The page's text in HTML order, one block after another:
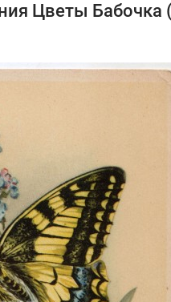
Цветы Бабочка